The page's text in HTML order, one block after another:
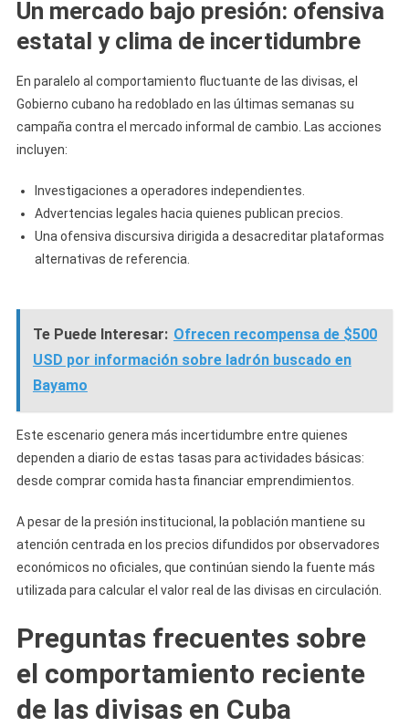
Un mercado bajo presión: ofensiva
estatal y clima de incertidumbre
En paralelo al comportamiento fluctuante de las divisas, el
Gobierno cubano ha redoblado en las últimas semanas su
campaña contra el mercado informal de cambio. Las acciones
incluyen:
Investigaciones a operadores independientes.
Advertencias legales hacia quienes publican precios.
Una ofensiva discursiva dirigida a desacreditar plataformas
alternativas de referencia.
Te Puede Interesar: Ofrecen recompensa de $500
USD por información sobre ladrón buscado en
Bayamo
Este escenario genera más incertidumbre entre quienes
dependen a diario de estas tasas para actividades básicas:
desde comprar comida hasta financiar emprendimientos.
A pesar de la presión institucional, la población mantiene su
atención centrada en los precios difundidos por observadores
económicos no oficiales, que continúan siendo la fuente más
utilizada para calcular el valor real de las divisas en circulación.
Preguntas frecuentes sobre
el comportamiento reciente
de las divisas en Cuba